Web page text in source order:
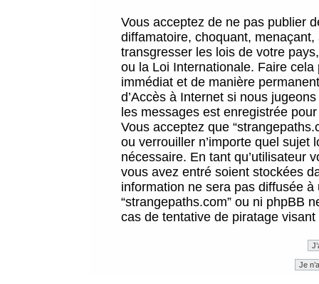
Vous acceptez de ne pas publier
diffamatoire, choquant,
transgresser les lois de votre
ou la Loi Internationale. Faire
immédiat et de manière
d’Accès à Internet si nous
les messages est enregistrée
Vous acceptez que
ou verrouiller n’importe quel sujet
nécessaire. En tant qu’utilisateur
vous avez entré soient stockées
information ne sera pas diffusée
“strangepaths.com” ou ni phpBB
cas de tentative de piratage